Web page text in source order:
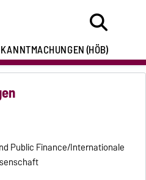
(HÖB)
Public Finance/Internationale